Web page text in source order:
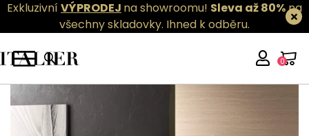
ExkluzivníVÝPRODEJ na showroomu! Sleva až 80%na
všechny skladovky. Ihned k odběru.
0